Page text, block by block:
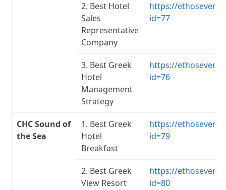
2. Best Hotel
Sales
Representative
Company
https://
id=77
3. Best Greek
Hotel
Management
Strategy
https://
id=76
CHC Sound of
the Sea
1. Best Greek
Hotel
Breakfast
https://
id=79
2. Best Greek
View Resort
https://
id=80